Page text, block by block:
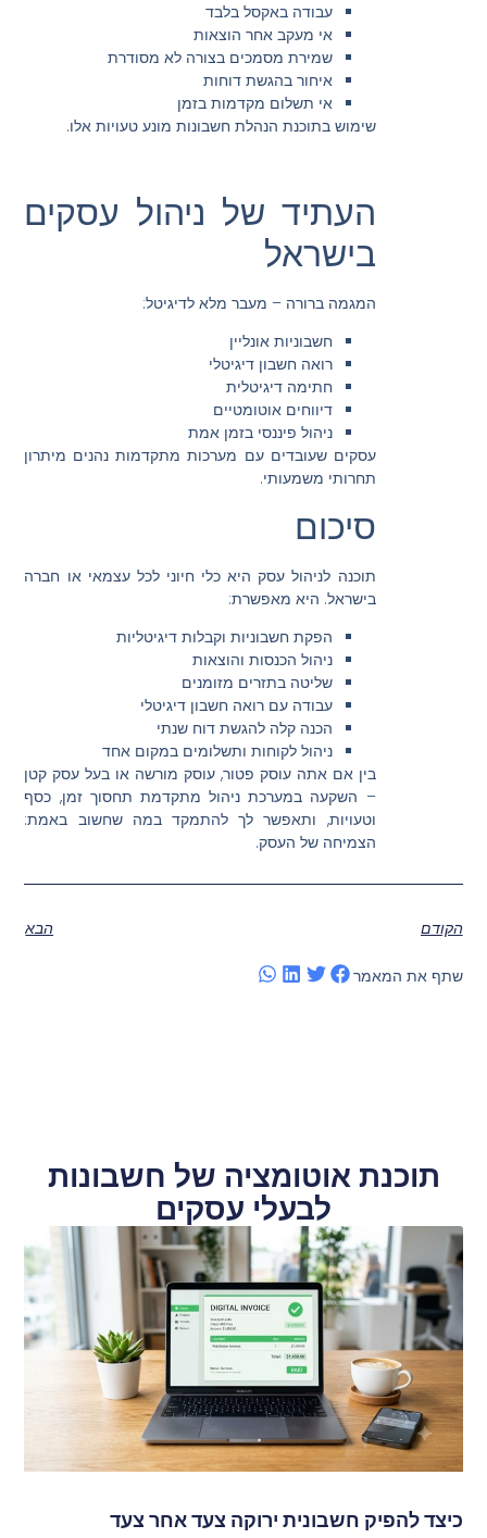
עבודה באקסל בלבד
אי מעקב אחר הוצאות
שמירת מסמכים בצורה לא מסודרת
איחור בהגשת דוחות
אי תשלום מקדמות בזמן
שימוש בתוכנת הנהלת חשבונות מונע טעויות אלו.
העתיד של ניהול עסקים
בישראל
המגמה ברורה – מעבר מלא לדיגיטל:
חשבוניות אונליין
רואה חשבון דיגיטלי
חתימה דיגיטלית
דיווחים אוטומטיים
ניהול פיננסי בזמן אמת
עסקים שעובדים עם מערכות מתקדמות נהנים מיתרון
תחרותי משמעותי.
סיכום
תוכנה לניהול עסק היא כלי חיוני לכל עצמאי או חברה
בישראל. היא מאפשרת:
הפקת חשבוניות וקבלות דיגיטליות
ניהול הכנסות והוצאות
שליטה בתזרים מזומנים
עבודה עם רואה חשבון דיגיטלי
הכנה קלה להגשת דוח שנתי
ניהול לקוחות ותשלומים במקום אחד
בין אם אתה עוסק פטור, עוסק מורשה או בעל עסק קטן
– השקעה במערכת ניהול מתקדמת תחסוך זמן, כסף
וטעויות, ותאפשר לך להתמקד במה שחשוב באמת:
הצמיחה של העסק.
הקודם הבא
שתף את המאמר
תוכנת אוטומציה של חשבונות
לבעלי עסקים
כיצד להפיק חשבונית ירוקה צעד אחר צעד